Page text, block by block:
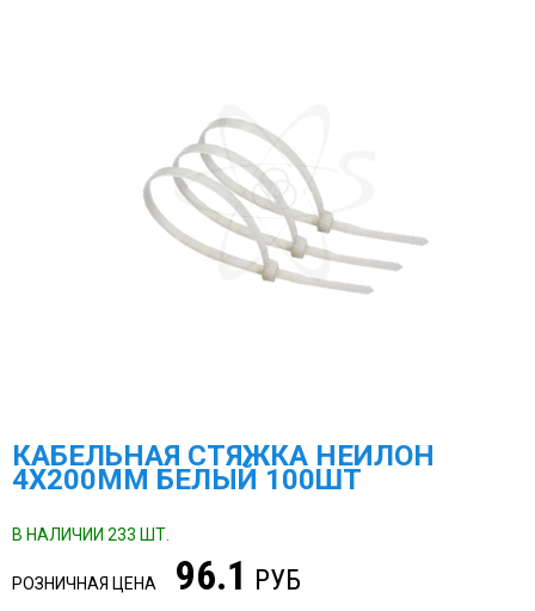
КАБЕЛЬНАЯ СТЯЖКА НЕЙЛОН
4Х200ММ БЕЛЫЙ 100ШТ
В НАЛИЧИИ 233 ШТ.
РОЗНИЧНАЯ ЦЕНА 96.1 РУБ